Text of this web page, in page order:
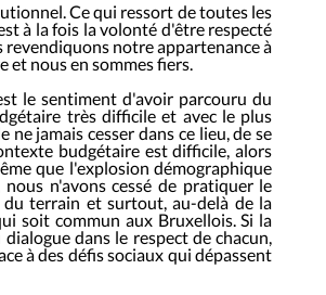
Ce qui ressort de toutes les
à la fois la volonté d'être respecté
notre appartenance à
et nous en sommes fiers.
le sentiment d'avoir parcouru du
très difficile et avec le plus
jamais cesser dans ce lieu, de se
budgétaire est difficile, alors
que l'explosion démographique
n'avons cessé de pratiquer le
terrain et surtout, au-delà de la
soit commun aux Bruxellois. Si la
dans le respect de chacun,
à des défis sociaux qui dépassent